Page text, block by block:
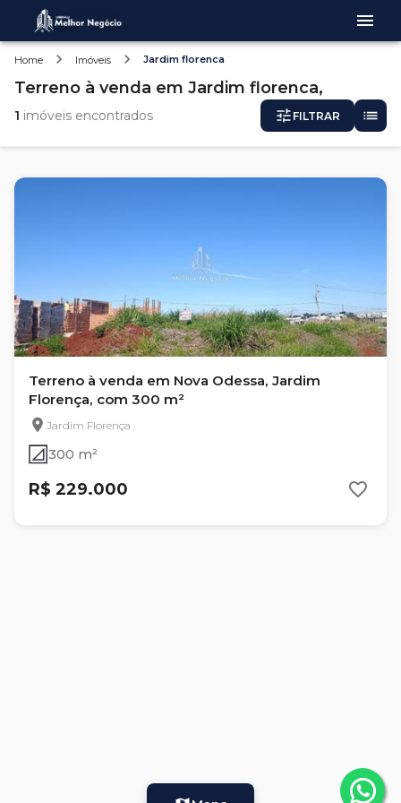
Home Imóveis Jardim florenca
Terreno à venda em Jardim florenca,
1 imóveis encontrados FILTRAR
Terreno à venda em Nova Odessa, Jardim
Florença, com 300 m²
Jardim Florença
300 m²
R$ 229.000